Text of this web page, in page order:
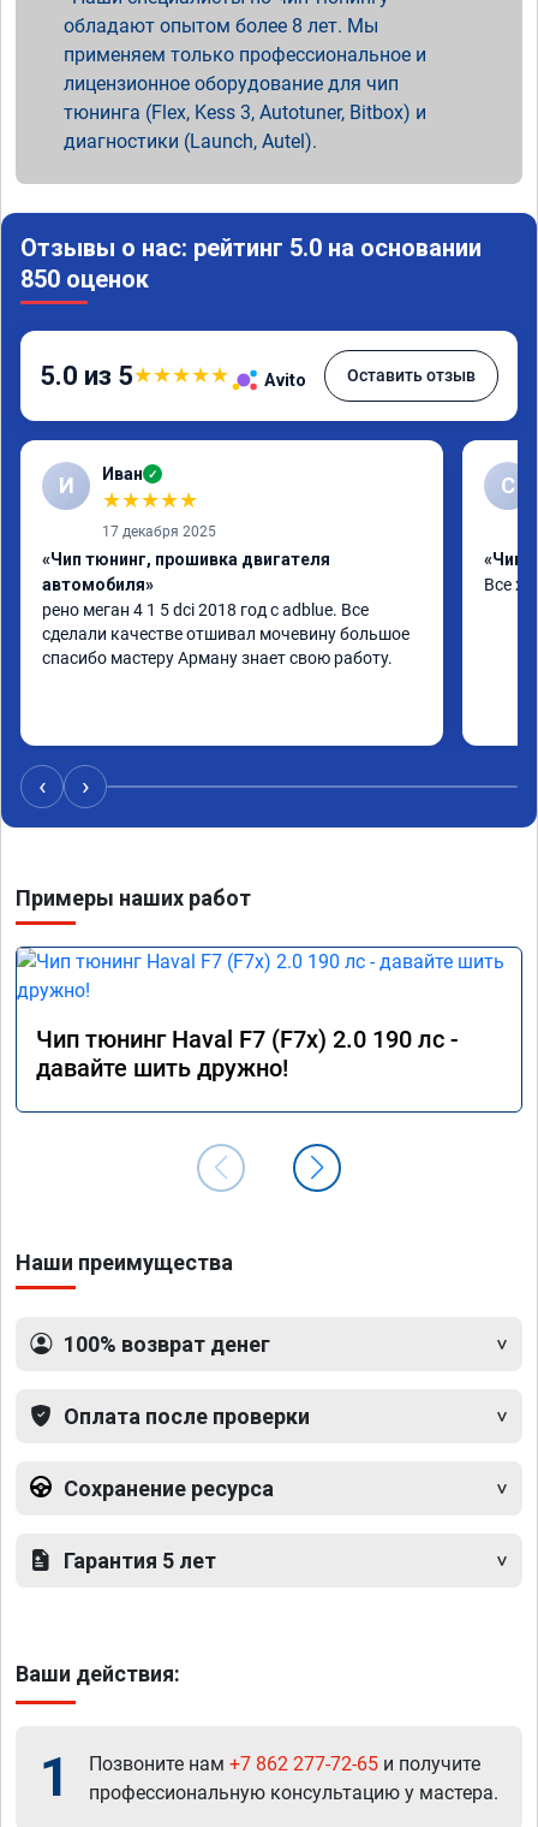
обладают опытом более 8 лет. Мы
применяем только профессиональное и
лицензионное оборудование для чип
тюнинга (Flex, Kess 3, Autotuner, Bitbox) и
диагностики (Launch, Autel).
Отзывы о нас: рейтинг 5.0 на основании
850 оценок
5.0 из 5★★★★★ Avito Оставить отзыв
И Иван ✓
★★★★★
17 декабря 2025
«Чип тюнинг, прошивка двигателя
автомобиля»
рено меган 4 1 5 dci 2018 год с adblue. Все
сделали качестве отшивал мочевину большое
спасибо мастеру Арману знает свою работу.
С
«Чип
Все
‹ ›
Примеры наших работ
Чип тюнинг Haval F7 (F7x) 2.0 190 лс -
давайте шить дружно!
Наши преимущества
100% возврат денег
Оплата после проверки
Сохранение ресурса
Гарантия 5 лет
Ваши действия:
1 Позвоните нам +7 862 277-72-65 и получите
профессиональную консультацию у мастера.